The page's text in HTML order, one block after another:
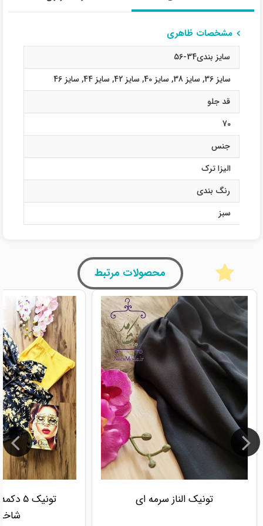
مشخصات ظاهری
سایز بندی34-56
سایز 36
, سایز 38 , سایز 40 , سایز 42 , سایز 44 , سایز 46
قد جلو
70
جنس
الیزا ترک
رنگ بندی
سبز
محصولات مرتبط
تونیک الناز سرمه ای